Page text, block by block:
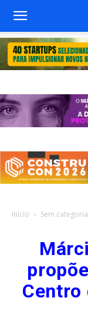
Início Sem categoria
Centro